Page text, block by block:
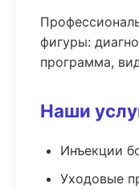
фигуры:
программа,
Наши
Инъекции
Уходовые